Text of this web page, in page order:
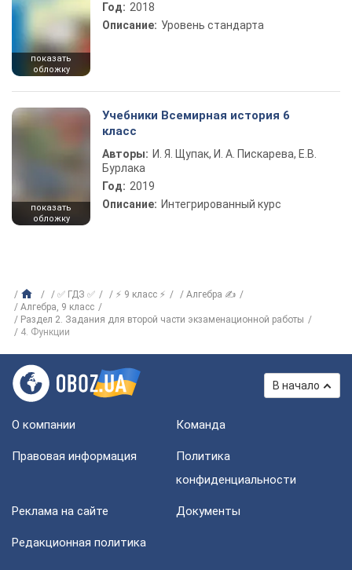
показать
обложку
Год: 2018
Описание: Уровень стандарта
показать
обложку
Учебники Всемирная история 6
класс
Авторы: И. Я. Щупак, И. А. Пискарева, Е.В.
Бурлака
Год: 2019
Описание: Интегрированный курс
✅ ГДЗ ✅ ⚡ 9 класс ⚡
Алгебра ✍
Алгебра, 9 класс
Раздел 2. Задания для второй части экзаменационной работы
4. Функции
В начало
О компании Команда
Правовая информация
Политика
конфиденциальности
Реклама на сайте Документы
Редакционная политика